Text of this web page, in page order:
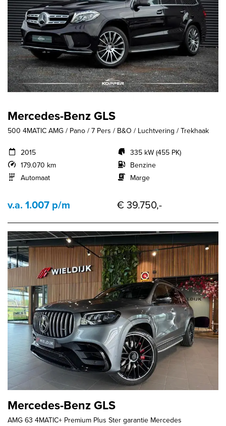
Mercedes-Benz GLS
500 4MATIC AMG / Pano / 7 Pers / B&O / Luchtvering / Trekhaak
2015
179.070 km
Automaat
335 kW (455 PK)
Benzine
Marge
v.a. 1.007 p/m € 39.750,-
Mercedes-Benz GLS
AMG 63 4MATIC+ Premium Plus Ster garantie Mercedes